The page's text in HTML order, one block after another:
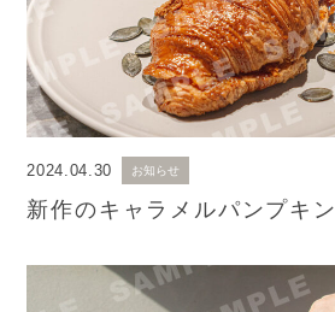
2024.04.30 お知らせ
新作のキャラメルパンプキン